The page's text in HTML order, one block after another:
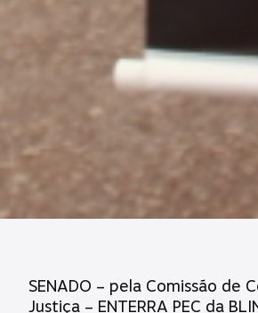
SENADO – pela Comissão de
Justiça – ENTERRA PEC da